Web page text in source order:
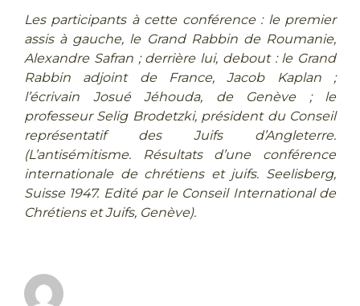
Les participants à cette conférence : le premier
assis à gauche, le Grand Rabbin de Roumanie,
Alexandre Safran ; derrière lui, debout : le Grand
Rabbin adjoint de France, Jacob Kaplan ;
l’écrivain Josué Jéhouda, de Genève ; le
professeur Selig Brodetzki, président du Conseil
représentatif des Juifs d’Angleterre.
(L’antisémitisme. Résultats d’une conférence
internationale de chrétiens et juifs. Seelisberg,
Suisse 1947. Edité par le Conseil International de
Chrétiens et Juifs, Genève).